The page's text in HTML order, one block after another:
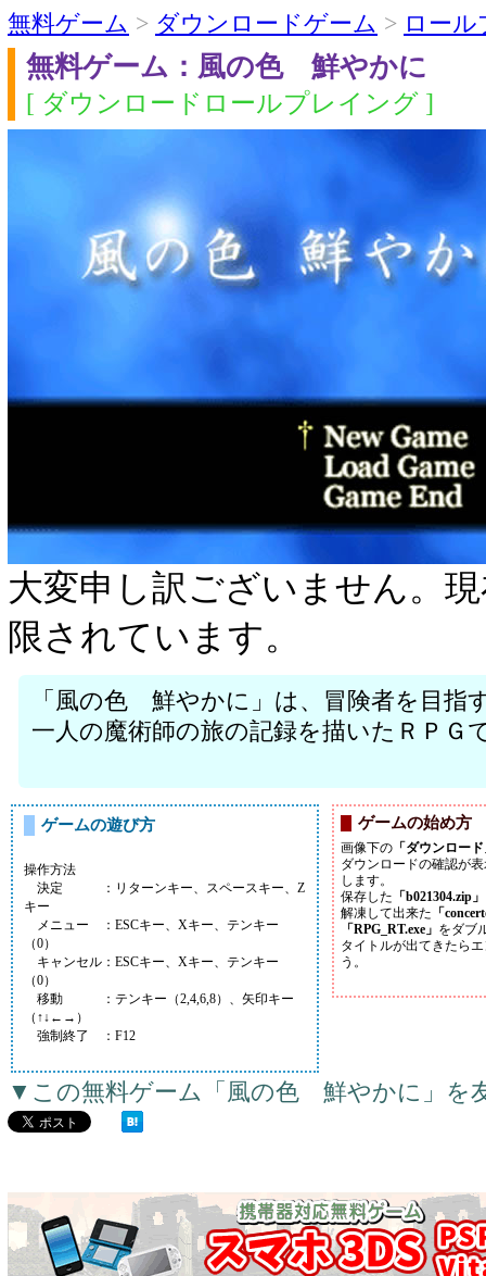
無料ゲーム > ダウンロードゲーム > ロー
無料ゲーム：風の色 鮮やかに
[ ダウンロードロールプレイング ]
大変申し訳ございません。
限されています。
「風の色 鮮やかに」は、冒険者を目指
一人の魔術師の旅の記録を描いたＲＰＧ
ゲームの遊び方
操作方法
決定 ：リターンキー、スペースキー、Z
キー
メニュー ：ESCキー、Xキー、テンキー
（0）
キャンセル：ESCキー、Xキー、テンキー
（0）
移動 ：テンキー（2,4,6,8）、矢印キー
（↑↓←→）
強制終了 ：F12
ゲームの始め方
画像下の 「ダウンロー
ダウンロードの確認が
します。
保存した 「b021304.zip」
解凍して出来た 「
「RPG_RT.exe」 をダブ
タイトルが出てきたら
う。
▼この無料ゲーム「風の色 鮮やかに」を